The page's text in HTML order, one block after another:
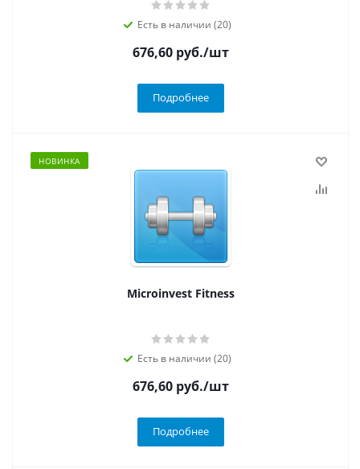
Есть в наличии (20)
676,60 руб./шт
Подробнее
НОВИНКА
Microinvest Fitness
Есть в наличии (20)
676,60 руб./шт
Подробнее